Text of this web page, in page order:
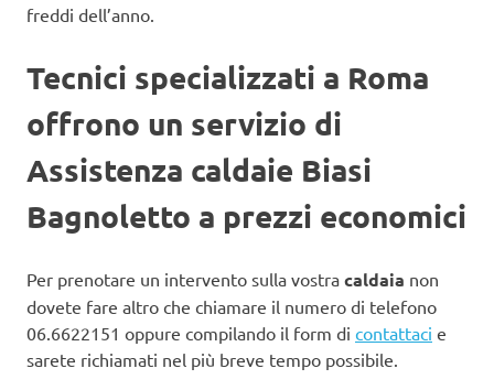
freddi dell’anno.
Tecnici specializzati a Roma
offrono un servizio di
Assistenza caldaie Biasi
Bagnoletto a prezzi economici
Per prenotare un intervento sulla vostra caldaia non
dovete fare altro che chiamare il numero di telefono
06.6622151 oppure compilando il form di contattaci e
sarete richiamati nel più breve tempo possibile.